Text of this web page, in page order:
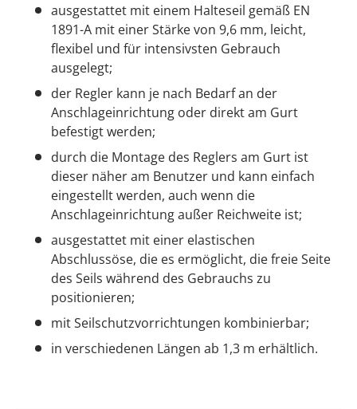
ausgestattet mit einem Halteseil gemäß EN
1891-A mit einer Stärke von 9,6 mm, leicht,
flexibel und für intensivsten Gebrauch
ausgelegt;
der Regler kann je nach Bedarf an der
Anschlageinrichtung oder direkt am Gurt
befestigt werden;
durch die Montage des Reglers am Gurt ist
dieser näher am Benutzer und kann einfach
eingestellt werden, auch wenn die
Anschlageinrichtung außer Reichweite ist;
ausgestattet mit einer elastischen
Abschlussöse, die es ermöglicht, die freie Seite
des Seils während des Gebrauchs zu
positionieren;
mit Seilschutzvorrichtungen kombinierbar;
in verschiedenen Längen ab 1,3 m erhältlich.